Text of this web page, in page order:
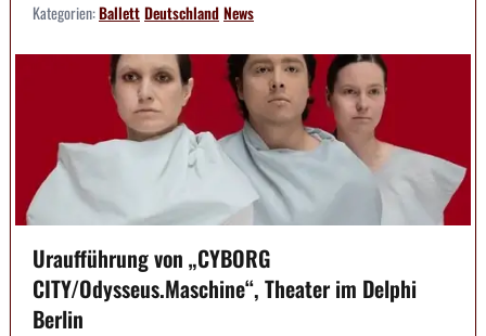
Kategorien:BallettDeutschlandNews
Uraufführung von „CYBORG
CITY/Odysseus.Maschine“, Theater im Delphi
Berlin